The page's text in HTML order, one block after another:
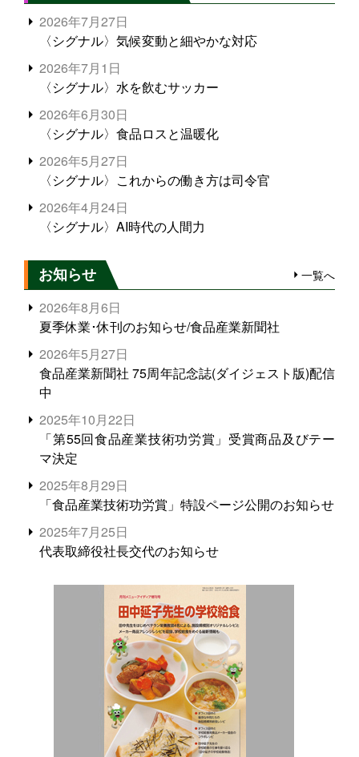
2026年7月27日
〈シグナル〉気候変動と細やかな対応
2026年7月1日
〈シグナル〉水を飲むサッカー
2026年6月30日
〈シグナル〉食品ロスと温暖化
2026年5月27日
〈シグナル〉これからの働き方は司令官
2026年4月24日
〈シグナル〉AI時代の人間力
お知らせ 一覧へ
2026年8月6日
夏季休業･休刊のお知らせ/食品産業新聞社
2026年5月27日
食品産業新聞社 75周年記念誌(ダイジェスト版)配信
中
2025年10月22日
「第55回食品産業技術功労賞」受賞商品及びテー
マ決定
2025年8月29日
「食品産業技術功労賞」特設ページ公開のお知らせ
2025年7月25日
代表取締役社長交代のお知らせ